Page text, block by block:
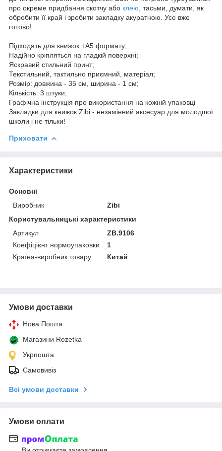
про окреме придбання скотчу або клею , тасьми, думати, як
обробити її край і зробити закладку акуратною. Усе вже
готово!
Підходять для книжок ±А5 формату;
Надійно кріпляться на гладкій поверхні;
Яскравий стильний принт;
Текстильний, тактильно приємний, матеріал;
Розмір: довжина - 35 см, ширина - 1 см;
Кількість: 3 штуки;
Графічна інструкція про використання на кожній упаковці
Закладки для книжок Zibi - незамінний аксесуар для молодшої
школи і не тільки!
Приховати
Характеристики
Основні
Виробник
Zibi
Користувальницькі характеристики
Артикул
ZB.9106
Коефіцієнт нормоупаковки
1
Країна-виробник товару
Китай
Умови доставки
Нова Пошта
Магазини Rozetka
Укрпошта
Самовивіз
Всі умови доставки
Умови оплати